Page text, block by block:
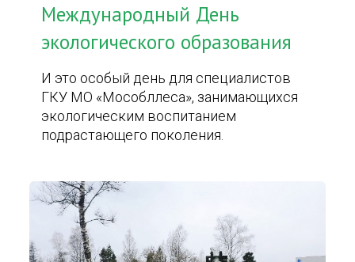
Международный День
экологического образования
И это особый день для специалистов
ГКУ МО «Мособллеса», занимающихся
экологическим воспитанием
подрастающего поколения.